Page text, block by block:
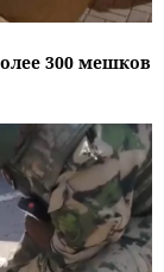
300 мешков